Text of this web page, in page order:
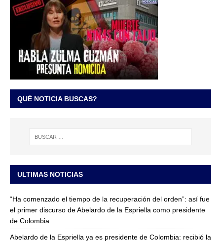
QUÉ NOTICIA BUSCAS?
ULTIMAS NOTICIAS
“Ha comenzado el tiempo de la recuperación del orden”: así fue
el primer discurso de Abelardo de la Espriella como presidente
de Colombia
Abelardo de la Espriella ya es presidente de Colombia: recibió la